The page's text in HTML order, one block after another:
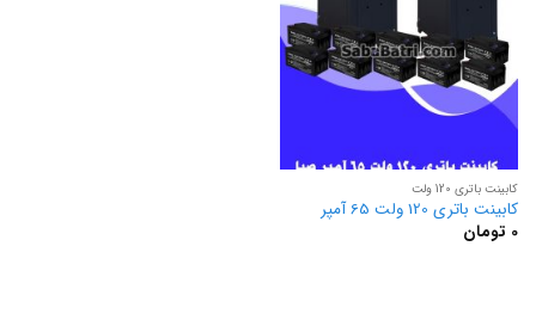
کابینت باتری 120 ولت
کابینت باتری 120 ولت 65 آمپر
0 تومان